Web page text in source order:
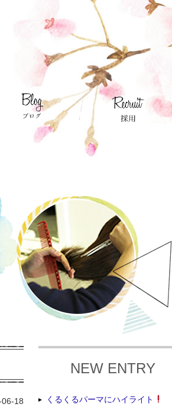
18
NEW ENTRY
くるくるパーマにハイライト